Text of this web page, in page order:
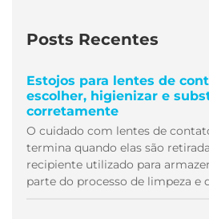
Posts Recentes
Estojos para lentes de
escolher, higienizar e
corretamente
O cuidado com lentes de
termina quando elas são
recipiente utilizado para
parte do processo de limpeza e